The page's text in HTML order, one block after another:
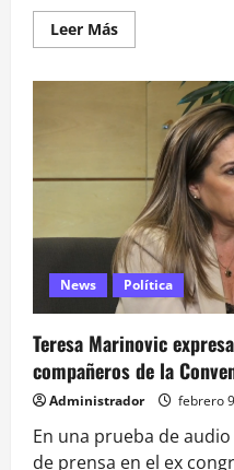
Leer MásLeer
más
“Déjate
ridículo”:
fue
comentada
discusión
entre
Bessy
Gallardo
y
Teresa
Marinovic
News Política
Teresa Marinovic
compañeros de la
Administrador febrero
En una prueba de
de prensa en el ex